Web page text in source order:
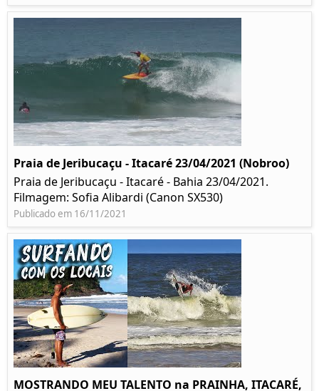
Praia de Jeribucaçu - Itacaré 23/04/2021 (Nobroo)
Praia de Jeribucaçu - Itacaré - Bahia 23/04/2021.
Filmagem: Sofia Alibardi (Canon SX530)
Publicado em 16/11/2021
MOSTRANDO MEU TALENTO na PRAINHA, ITACARÉ,